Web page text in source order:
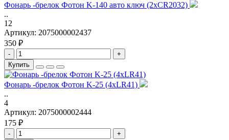
Фонарь -брелок Фотон K-140 авто ключ (2xCR2032)
..
12
Артикул: 2075000002437
350 ₽
-
+
Купить
Фонарь -брелок Фотон K-25 (4xLR41)
..
4
Артикул: 2075000002444
175 ₽
-
+